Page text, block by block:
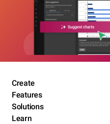
Create
Features
Solutions
Learn